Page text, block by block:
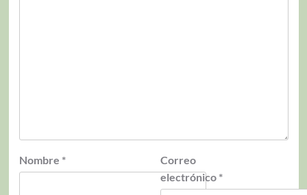
Nombre *
Correo
electrónico *